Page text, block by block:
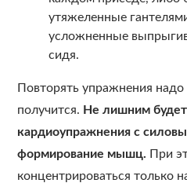
утяжеленные
усложненные
сидя.
Повторять упражнения надо
получится. Не лишним
кардиоупражнения с
формирование мышц. При
концентрироваться только